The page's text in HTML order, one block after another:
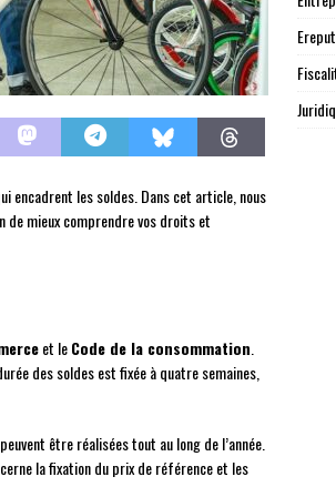
encadrent les soldes. Dans cet article, nous
de mieux comprendre vos droits et
et leCode de la consommation
des soldes est fixée à quatre semaines,
peuvent être réalisées tout au long de l’année.
la fixation du prix de référence et les